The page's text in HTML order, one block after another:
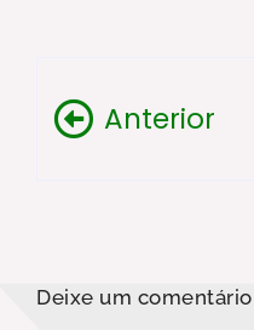
Anterior
Deixe um comentário